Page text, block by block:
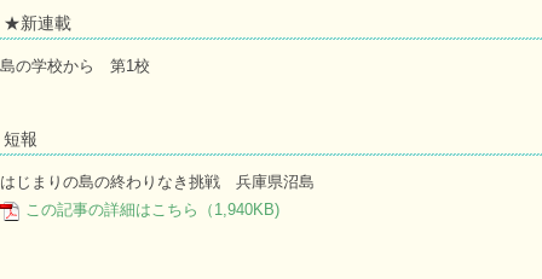
★新連載
島の学校から 第1校
短報
はじまりの島の終わりなき挑戦 兵庫県沼島
この記事の詳細はこちら（1,940KB)